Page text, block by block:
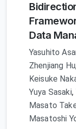
Data
Yasuhito
Zhenjiang Hu
Keisuke
Yuya Sasaki,
Masato
Masatoshi